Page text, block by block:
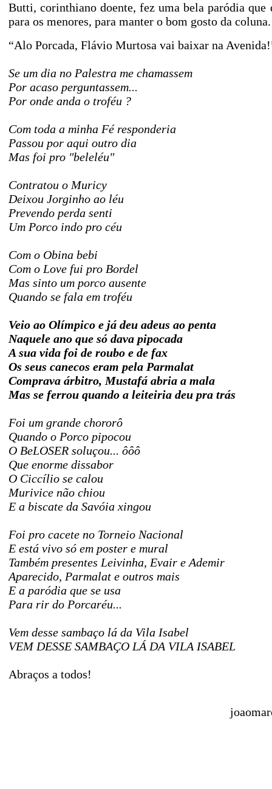
Butti, corinthiano doente, fez uma bela paródia
para os menores, para manter o bom gosto da
“Alo Porcada, Flávio Murtosa vai baixar na
Se um dia no Palestra me chamassem
Por acaso perguntassem...
Por onde anda o troféu ?
Com toda a minha Fé responderia
Passou por aqui outro dia
Mas foi pro "beleléu"
Contratou o Muricy
Deixou Jorginho ao léu
Prevendo perda senti
Um Porco indo pro céu
Com o Obina bebi
Com o Love fui pro Bordel
Mas sinto um porco ausente
Quando se fala em troféu
Veio ao Olímpico e já deu adeus ao penta
Naquele ano que só dava pipocada
A sua vida foi de roubo e de fax
Os seus canecos eram pela Parmalat
Comprava árbitro, Mustafá abria a mala
Mas se ferrou quando a leiteiria deu pra trás
Foi um grande chororô
Quando o Porco pipocou
O BeLOSER soluçou... ôôô
Que enorme dissabor
O Ciccílio se calou
Murivice não chiou
E a biscate da Savóia xingou
Foi pro cacete no Torneio Nacional
E está vivo só em poster e mural
Também presentes Leivinha, Evair e Ademir
Aparecido, Parmalat e outros mais
E a paródia que se usa
Para rir do Porcaréu...
Vem desse sambaço lá da Vila Isabel
VEM DESSE SAMBAÇO LÁ DA VILA ISABEL
Abraços a todos!